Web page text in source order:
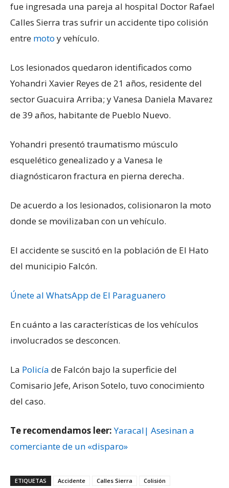
fue ingresada una pareja al hospital Doctor Rafael
Calles Sierra tras sufrir un accidente tipo colisión
entre moto y vehículo.
Los lesionados quedaron identificados como
Yohandri Xavier Reyes de 21 años, residente del
sector Guacuira Arriba; y Vanesa Daniela Mavarez
de 39 años, habitante de Pueblo Nuevo.
Yohandri presentó traumatismo músculo
esquelético genealizado y a Vanesa le
diagnósticaron fractura en pierna derecha.
De acuerdo a los lesionados, colisionaron la moto
donde se movilizaban con un vehículo.
El accidente se suscitó en la población de El Hato
del municipio Falcón.
Únete al WhatsApp de El Paraguanero
En cuánto a las características de los vehículos
involucrados se desconcen.
La Policía de Falcón bajo la superficie del
Comisario Jefe, Arison Sotelo, tuvo conocimiento
del caso.
Te recomendamos leer:Yaracal| Asesinan a
comerciante de un «disparo»
ETIQUETAS Accidente Calles Sierra Colisión